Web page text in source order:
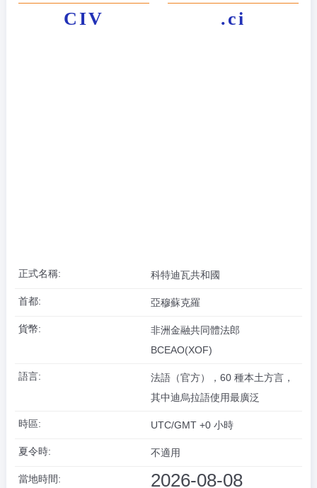
CIV .ci
正式名稱: 科特迪瓦共和國
首都: 亞穆蘇克羅
貨幣:
非洲金融共同體法郎
BCEAO(XOF)
語言:
法語（官方），60 種本土方言，
其中迪烏拉語使用最廣泛
時區: UTC/GMT +0 小時
夏令時: 不適用
當地時間: 2026-08-08